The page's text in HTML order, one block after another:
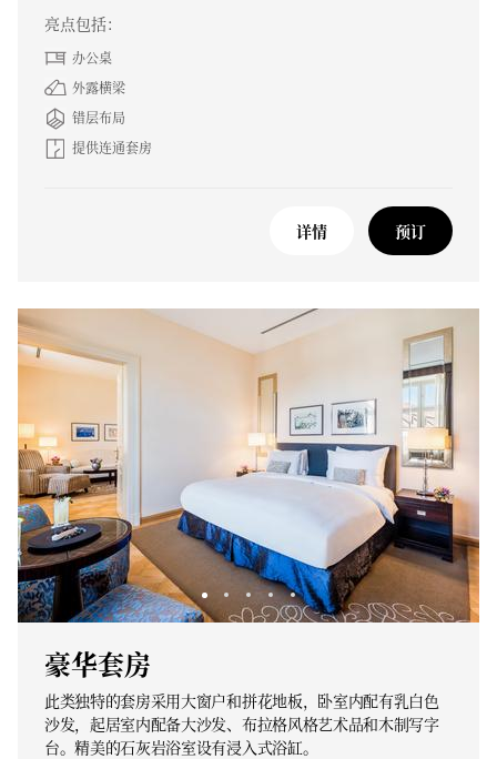
亮点包括：
办公桌
外露横梁
错层布局
提供连通套房
详情 预订
豪华套房
此类独特的套房采用大窗户和拼花地板，卧室内配有乳白色
沙发，起居室内配备大沙发、布拉格风格艺术品和木制写字
台。精美的石灰岩浴室设有浸入式浴缸。